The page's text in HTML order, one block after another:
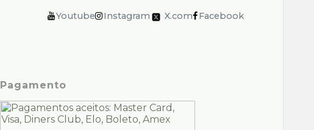
Youtube Instagram X.com Facebook
Pagamento